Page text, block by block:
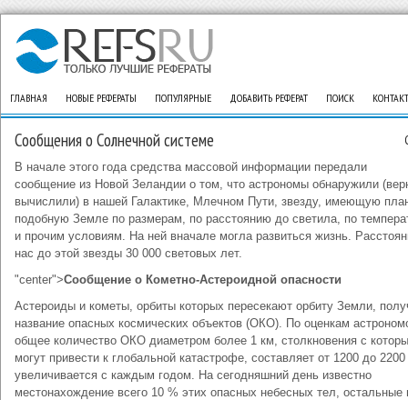
ГЛАВНАЯ НОВЫЕ РЕФЕРАТЫ ПОПУЛЯРНЫЕ ДОБАВИТЬ РЕФЕРАТ ПОИСК
Сообщения о Солнечной системе
В начале этого года средства массовой информации передали
сообщение из Новой Зеландии о том, что аст­рономы обнаружили
вычислили) в нашей Га­лактике, Млечном Пути, звезду, имеющую
подобную Земле по размерам, по расстоянию до свети­ла, по
и прочим условиям. На ней вна­чале могла развиться жизнь.
нас до этой звезды 30 000 световых лет.
"center">Сообщение о Кометно-Астероидной опасности
Астероиды и кометы, орбиты которых пересекают орбиту Земли,
название опасных космичес­ких объектов (ОКО). По оценкам
общее количество ОКО диаметром более 1 км, столкновения с
могут привести к глобальной катастрофе, составляет от 1200 до 2200
увеличивается с каждым годом. На сегодняшний день известно
местонахожде­ние всего 10 % этих опасных небесных тел, остальные